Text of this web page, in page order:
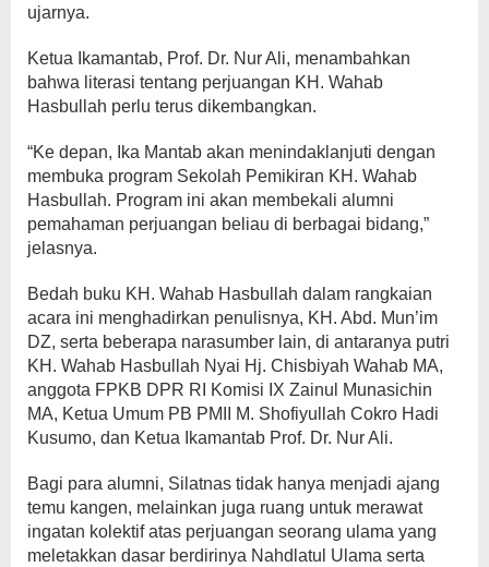
ujarnya.
Ketua Ikamantab, Prof. Dr. Nur Ali, menambahkan
bahwa literasi tentang perjuangan KH. Wahab
Hasbullah perlu terus dikembangkan.
“Ke depan, Ika Mantab akan menindaklanjuti dengan
membuka program Sekolah Pemikiran KH. Wahab
Hasbullah. Program ini akan membekali alumni
pemahaman perjuangan beliau di berbagai bidang,”
jelasnya.
Bedah buku KH. Wahab Hasbullah dalam rangkaian
acara ini menghadirkan penulisnya, KH. Abd. Mun’im
DZ, serta beberapa narasumber lain, di antaranya putri
KH. Wahab Hasbullah Nyai Hj. Chisbiyah Wahab MA,
anggota FPKB DPR RI Komisi IX Zainul Munasichin
MA, Ketua Umum PB PMII M. Shofiyullah Cokro Hadi
Kusumo, dan Ketua Ikamantab Prof. Dr. Nur Ali.
Bagi para alumni, Silatnas tidak hanya menjadi ajang
temu kangen, melainkan juga ruang untuk merawat
ingatan kolektif atas perjuangan seorang ulama yang
meletakkan dasar berdirinya Nahdlatul Ulama serta